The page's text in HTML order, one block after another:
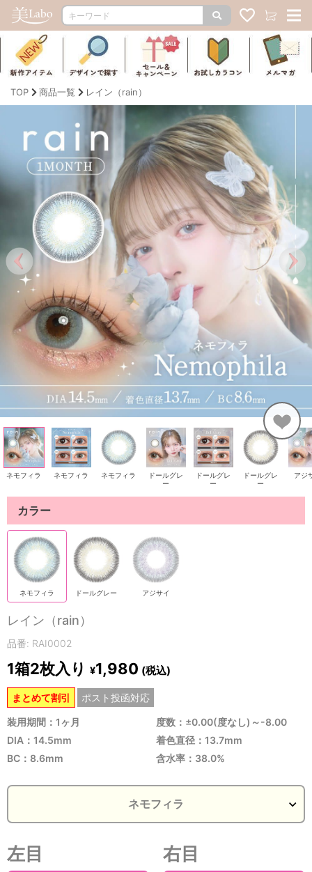
TOP 商品一覧 レイン（rain）
ネモフィラ ネモフィラ ネモフィラ
ドールグレ
ー
ドールグレ
ー
ドールグレ
ー
アジ
カラー
ネモフィラ ドールグレー アジサイ
レイン（rain）
品番: RAI0002
1箱2枚入り ¥1,980 (税込)
まとめて割引 ポスト投函対応
装用期間：1ヶ月
度数：±0.00(度なし)～-8.00
DIA：14.5mm
着色直径：13.7mm
BC：8.6mm
含水率：38.0%
左目 右目